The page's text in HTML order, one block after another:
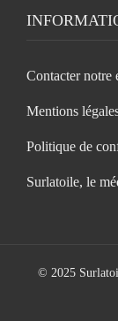
Contacter notre
Mentions
Politique de
Surlatoile, le
© 2025